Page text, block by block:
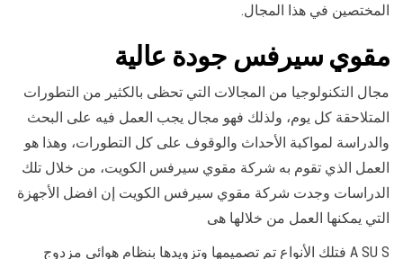
المختصين في هذا المجال.
مقوي سيرفس جودة عالية
مجال التكنولوجيا من المجالات التي تحظى بالكثير من التطورات
المتلاحقة كل يوم، ولذلك فهو مجال يجب العمل فيه على البحث
والدراسة لمواكبة الأحداث والوقوف على كل التطورات، وهذا هو
العمل الذي تقوم به شركة مقوي سيرفس الكويت، من خلال تلك
الدراسات وجدت شركة مقوي سيرفس الكويت إن افضل الأجهزة
التي يمكنها العمل من خلالها هى
A SU S فتلك الأنواع تم تصميمها وتزويدها بنظام هوائي مزدوج